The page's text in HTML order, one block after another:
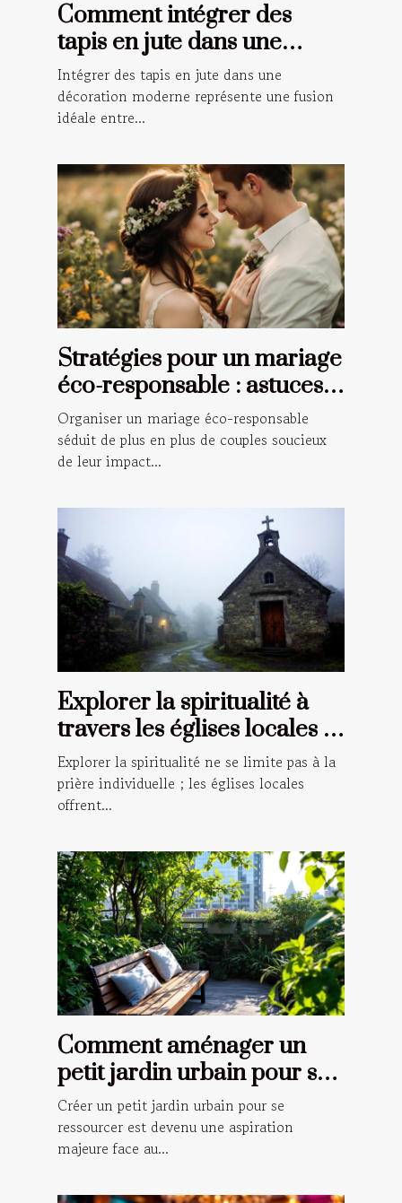
Comment intégrer des
tapis en jute dans une
décoration moderne ?
Intégrer des tapis en jute dans une
décoration moderne représente une fusion
idéale entre...
Stratégies pour un mariage
éco-responsable : astuces
et conseils
Organiser un mariage éco-responsable
séduit de plus en plus de couples soucieux
de leur impact...
Explorer la spiritualité à
travers les églises locales :
un guide pour les croyants
Explorer la spiritualité ne se limite pas à la
prière individuelle ; les églises locales
offrent...
Comment aménager un
petit jardin urbain pour se
ressourcer ?
Créer un petit jardin urbain pour se
ressourcer est devenu une aspiration
majeure face au...